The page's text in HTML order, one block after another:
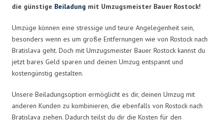
die günstige Beiladung mit Umzugsmeister Bauer Rostock!
Umzüge können eine stressige und teure Angelegenheit sein,
besonders wenn es um große Entfernungen wie von Rostock nach
Bratislava geht. Doch mit Umzugsmeister Bauer Rostock kannst du
jetzt bares Geld sparen und deinen Umzug entspannt und
kostengünstig gestalten.
Unsere Beiladungsoption ermöglicht es dir, deinen Umzug mit
anderen Kunden zu kombinieren, die ebenfalls von Rostock nach
Bratislava ziehen. Dadurch teilst du dir die Kosten für den